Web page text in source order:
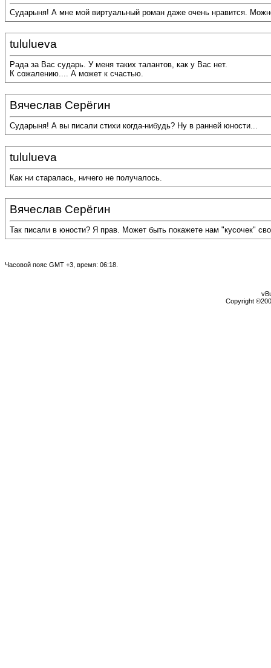
Сударыня! А мне мой виртуальный роман даже очень нравится.
tululueva
Рада за Вас сударь. У меня таких талантов, как у Вас нет.
К сожалению.... А может к счастью.
Вячеслав Серёгин
Сударыня! А вы писали стихи когда-нибудь? Ну в ранней юности...
tululueva
Как ни старалась, ничего не получалось.
Вячеслав Серёгин
Так писали в юности? Я прав. Может быть покажете нам "кусочек"
Часовой пояс GMT +3, время: 06:18
Copyright